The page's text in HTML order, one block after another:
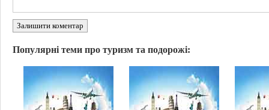
Залишити коментар
Популярні теми про туризм та подорожі: